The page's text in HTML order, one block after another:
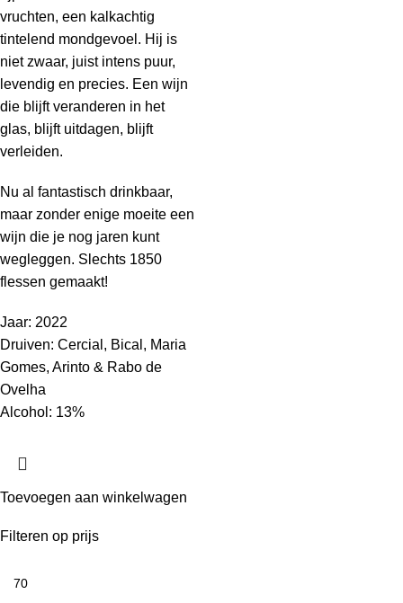
vruchten, een kalkachtig
tintelend mondgevoel. Hij is
niet zwaar, juist intens puur,
levendig en precies. Een wijn
die blijft veranderen in het
glas, blijft uitdagen, blijft
verleiden.
Nu al fantastisch drinkbaar,
maar zonder enige moeite een
wijn die je nog jaren kunt
wegleggen. Slechts 1850
flessen gemaakt!
Jaar: 2022
Druiven: Cercial, Bical, Maria
Gomes, Arinto & Rabo de
Ovelha
Alcohol: 13%
Toevoegen aan winkelwagen
Filteren op prijs